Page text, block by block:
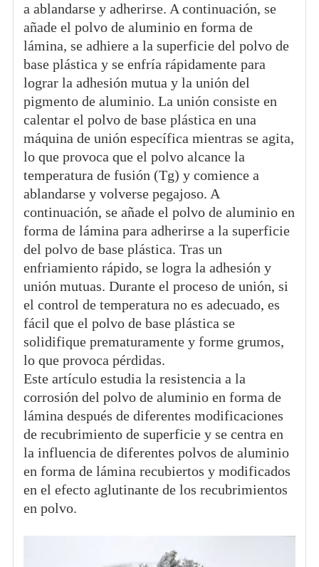
a ablandarse y adherirse. A continuación, se
añade el polvo de aluminio en forma de
lámina, se adhiere a la superficie del polvo de
base plástica y se enfría rápidamente para
lograr la adhesión mutua y la unión del
pigmento de aluminio. La unión consiste en
calentar el polvo de base plástica en una
máquina de unión específica mientras se agita,
lo que provoca que el polvo alcance la
temperatura de fusión (Tg) y comience a
ablandarse y volverse pegajoso. A
continuación, se añade el polvo de aluminio en
forma de lámina para adherirse a la superficie
del polvo de base plástica. Tras un
enfriamiento rápido, se logra la adhesión y
unión mutuas. Durante el proceso de unión, si
el control de temperatura no es adecuado, es
fácil que el polvo de base plástica se
solidifique prematuramente y forme grumos,
lo que provoca pérdidas.
Este artículo estudia la resistencia a la
corrosión del polvo de aluminio en forma de
lámina después de diferentes modificaciones
de recubrimiento de superficie y se centra en
la influencia de diferentes polvos de aluminio
en forma de lámina recubiertos y modificados
en el efecto aglutinante de los recubrimientos
en polvo.